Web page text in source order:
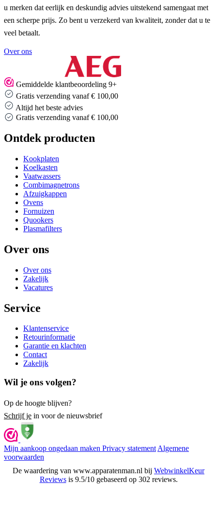
u merken dat eerlijk en deskundig advies uitstekend samengaat met
een scherpe prijs. Zo bent u verzekerd van kwaliteit, zonder dat u te
veel betaalt.
Over ons
Gemiddelde klantbeoordeling 9+
Gratis verzending vanaf € 100,00
Altijd het beste advies
Gratis verzending vanaf € 100,00
Ontdek producten
Kookplaten
Koelkasten
Vaatwassers
Combimagnetrons
Afzuigkappen
Ovens
Fornuizen
Quookers
Plasmafilters
Over ons
Over ons
Zakelijk
Vacatures
Service
Klantenservice
Retourinformatie
Garantie en klachten
Contact
Zakelijk
Wil je ons volgen?
Op de hoogte blijven?
Schrijf je in voor de nieuwsbrief
Mijn aankoop ongedaan maken Privacy statement Algemene
voorwaarden
De waardering van www.apparatenman.nl bij WebwinkelKeur
Reviewsis 9.5/10 gebaseerd op 302 reviews.